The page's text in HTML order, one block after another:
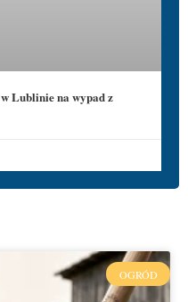
Lublinie na wypad z
OGRÓD